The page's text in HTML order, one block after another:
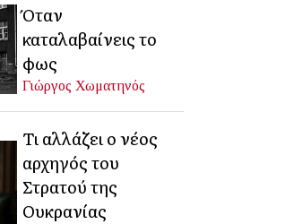
Όταν
καταλαβαίνεις το
φως
Γιώργος Χωματηνός
Τι αλλάζει ο νέος
αρχηγός του
Στρατού της
Ουκρανίας